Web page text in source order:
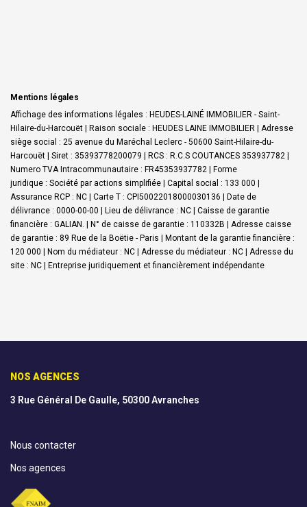
Mentions légales
Affichage des informations légales : HEUDES-LAINÉ IMMOBILIER - Saint-
Hilaire-du-Harcouët | Raison sociale : HEUDES LAINE IMMOBILIER | Adresse
siège social : 25 avenue du Maréchal Leclerc - 50600 Saint-Hilaire-du-
Harcouët | Siret : 35393778200079 | RCS : R.C.S COUTANCES 353937782 |
Numero TVA Intracommunautaire : FR45353937782 | Forme
juridique : Société par actions simplifiée | Capital social : 133 000 |
Assurance RCP : NC | Carte T : CPI50022018000030136 | Date de
délivrance : 0000-00-00 | Lieu de délivrance : NC | Caisse de garantie
financière : GALIAN. | N° de caisse de garantie : 110332B | Adresse caisse
de garantie : 89 Rue de la Boëtie - Paris | Montant de la garantie financière :
120 000 | Nom du médiateur : NC | Adresse du médiateur : NC | Adresse du
site : NC | Entreprise juridiquement et financièrement indépendante
NOS AGENCES
3 Rue Général De Gaulle, 50300 Avranches
Nous contacter
Nos agences